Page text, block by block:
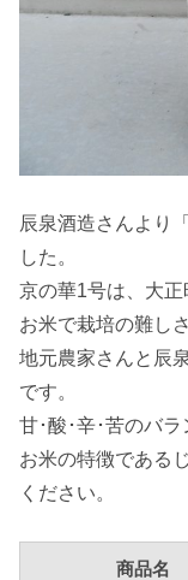
辰泉酒造さんより
した。
京の華1号は、大
お米で栽培の難し
地元農家さんと辰
です。
甘･酸･辛･苦のバラ
お米の特徴である
ください。
商品名